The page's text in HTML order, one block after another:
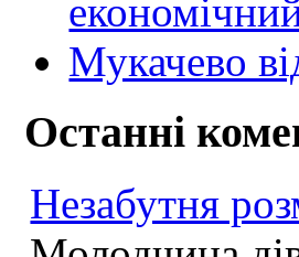
Мукачево
Останні
Незабутня